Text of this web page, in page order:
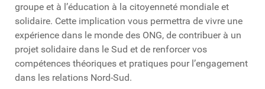
groupe et à l’éducation à la citoyenneté mondiale et
solidaire. Cette implication vous permettra de vivre une
expérience dans le monde des ONG, de contribuer à un
projet solidaire dans le Sud et de renforcer vos
compétences théoriques et pratiques pour l’engagement
dans les relations Nord-Sud.